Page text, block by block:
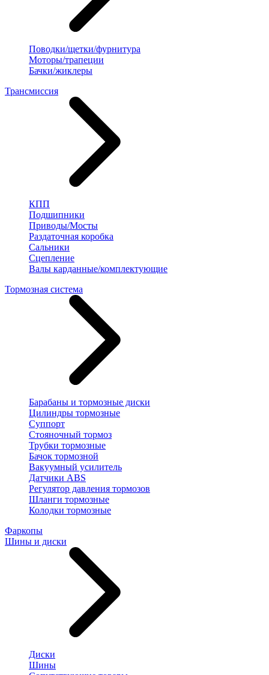
Поводки/щетки/фурнитура
Моторы/трапеции
Бачки/жиклеры
Трансмиссия
КПП
Подшипники
Приводы/Мосты
Раздаточная коробка
Сальники
Сцепление
Валы карданные/комплектующие
Тормозная система
Барабаны и тормозные диски
Цилиндры тормозные
Суппорт
Стояночный тормоз
Трубки тормозные
Бачок тормозной
Вакуумный усилитель
Датчики ABS
Регулятор давления тормозов
Шланги тормозные
Колодки тормозные
Фаркопы
Шины и диски
Диски
Шины